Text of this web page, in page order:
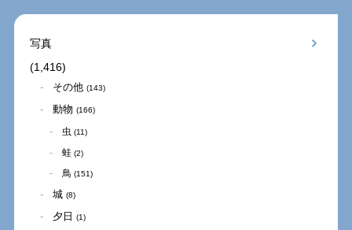
写真
(1,416)
その他 (143)
動物 (166)
虫 (11)
蛙 (2)
鳥 (151)
城 (8)
夕日 (1)